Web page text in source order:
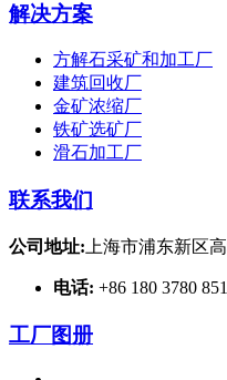
解决方案
方解石采矿和加工厂
建筑回收厂
金矿浓缩厂
铁矿选矿厂
滑石加工厂
联系我们
公司地址: 上海市浦东新区
电话: +86 180 3780
工厂图册